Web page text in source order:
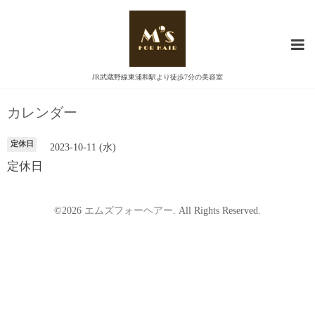
JR武蔵野線東浦和駅より徒歩7分の美容室
カレンダー
定休日 2023-10-11 (水)
定休日
©2026 エムズフォーヘアー . All Rights Reserved.